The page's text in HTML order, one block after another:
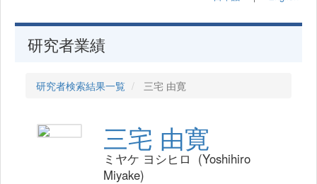
研究者業績
研究者検索結果一覧 三宅 由寛
三宅 由寛
ミヤケ ヨシヒロ (Yoshihiro
Miyake)